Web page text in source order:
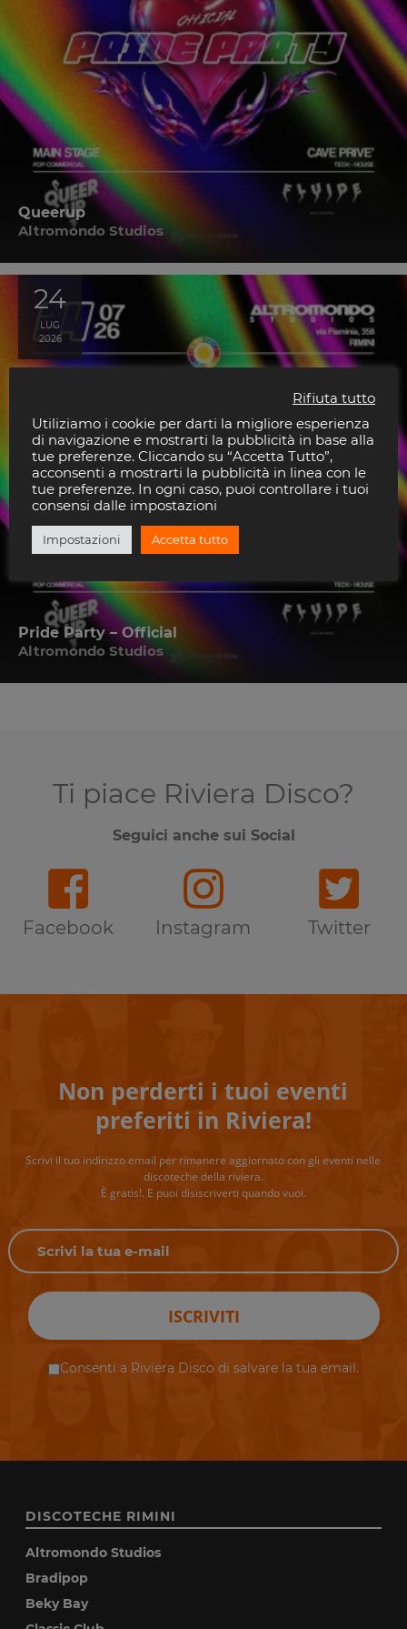
Queerup
Altromondo Studios
24
LUG
2026
Pride Party – Official
Altromondo Studios
Ti piace Riviera Disco?
Seguici anche sui Social
Facebook Instagram Twitter
Non perderti i tuoi eventi
preferiti in Riviera!
Scrivi il tuo indirizzo email per rimanere aggiornato con gli eventi nelle
discoteche della riviera.
È gratis!. E puoi disiscriverti quando vuoi.
ISCRIVITI
Consenti a Riviera Disco di salvare la tua email.
DISCOTECHE RIMINI
Altromondo Studios
Bradipop
Beky Bay
Rifiuta tutto
Utiliziamo i cookie per darti la migliore esperienza
di navigazione e mostrarti la pubblicità in base alla
tue preferenze. Cliccando su “Accetta Tutto”,
acconsenti a mostrarti la pubblicità in linea con le
tue preferenze. In ogni caso, puoi controllare i tuoi
consensi dalle impostazioni
Impostazioni Accetta tutto